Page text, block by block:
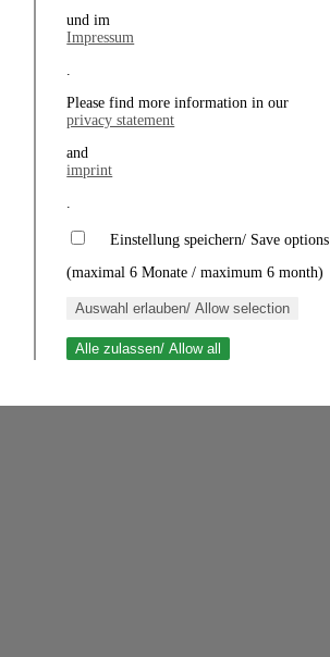
und im
Impressum
.
Please find more information in our
privacy statement
and
imprint
.
Einstellung speichern/ Save options
(maximal 6 Monate / maximum 6 month)
Auswahl erlauben/ Allow selection
Alle zulassen/ Allow all